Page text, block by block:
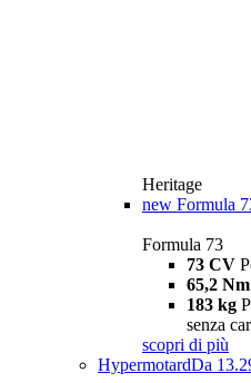
Heritage
new Formula
Formula 73
73 CV
65,2 Nm
183 kg
senza
scopri di più
HypermotardDa